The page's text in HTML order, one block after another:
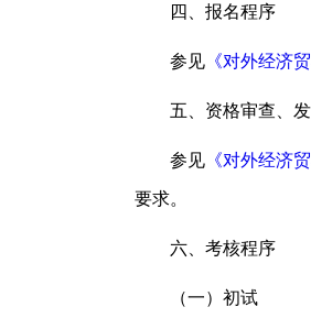
四、报名程序
参见 《对外经济
五、资格审查、
参见 《对外经济
要求。
六、考核程序
（一）初试